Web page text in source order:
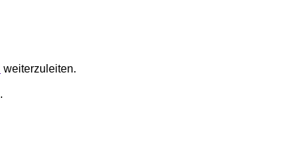
weiterzuleiten.
.